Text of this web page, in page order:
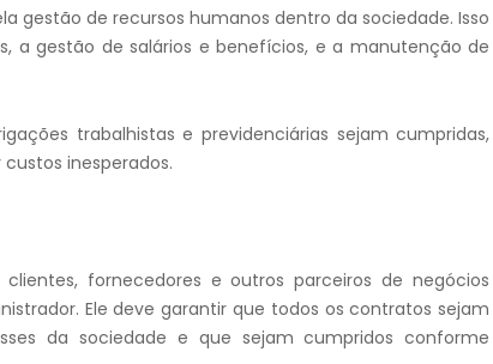
gestão de recursos humanos dentro da sociedade. Isso
a gestão de salários e benefícios, e a manutenção de
trabalhistas e previdenciárias sejam cumpridas,
inesperados.
fornecedores e outros parceiros de negócios
Ele deve garantir que todos os contratos sejam
da sociedade e que sejam cumpridos conforme